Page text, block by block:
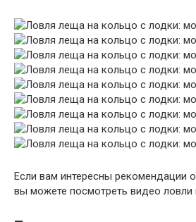
Если вам интересны рекомендации
вы можете посмотреть видео ловли